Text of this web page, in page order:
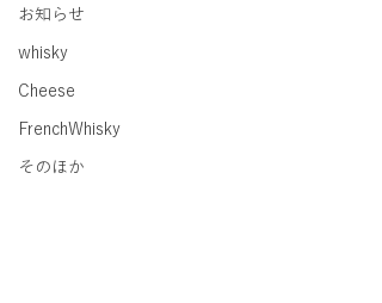
お知らせ
whisky
Cheese
FrenchWhisky
そのほか